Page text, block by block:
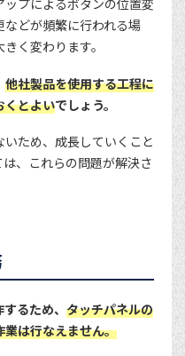
どが頻繁に行われる場
く変わります。
他社製品を使用する工程に
くとよいでしょう。
ため、成長していくこと
、これらの問題が解決さ
るため、 タッチパネルの
は行なえません。